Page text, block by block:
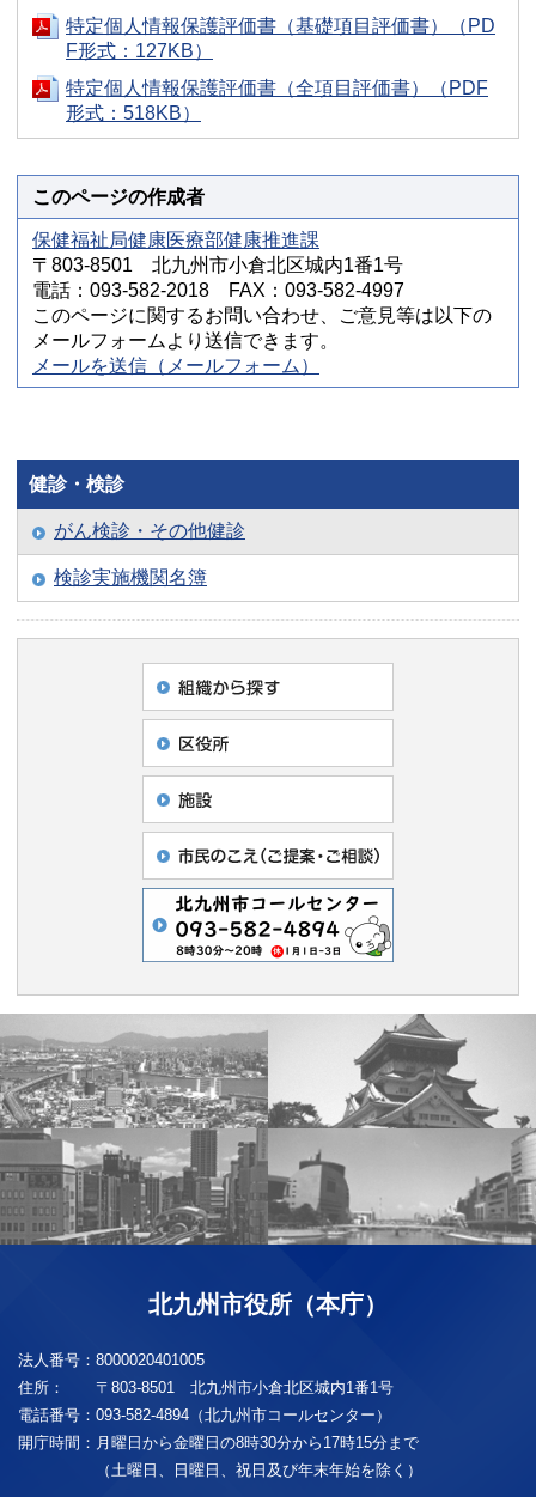
特定個人情報保護評価書（基礎項目評価書）（PD
F形式：127KB）
特定個人情報保護評価書（全項目評価書）（PDF
形式：518KB）
このページの作成者
保健福祉局健康医療部健康推進課
〒803-8501 北九州市小倉北区城内1番1号
電話：093-582-2018 FAX：093-582-4997
このページに関するお問い合わせ、ご意見等は以下の
メールフォームより送信できます。
メールを送信（メールフォーム）
健診・検診
がん検診・その他健診
検診実施機関名簿
北九州市役所（本庁）
法人番号： 8000020401005
住所：
〒803-8501 北九州市小倉北区城内1番1号
電話番号： 093-582-4894（北九州市コールセンター）
開庁時間： 月曜日から金曜日の8時30分から17時15分まで
（土曜日、日曜日、祝日及び年末年始を除く）